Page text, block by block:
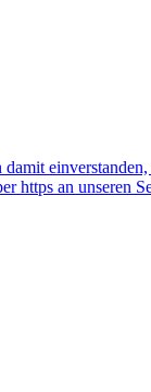
https an unseren